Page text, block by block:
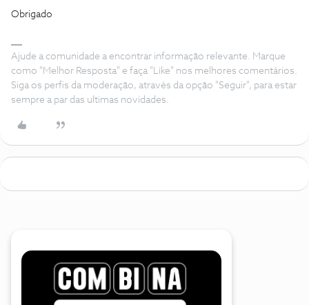
Obrigado
Ajude a comunidade a encontrar informação relevante. Marque
como "Melhor Resposta" e faça "Like" nos melhores comentários.
Siga os perfis da moderação, através da opção "Seguir", para estar
sempre a par das ultimas novidades.